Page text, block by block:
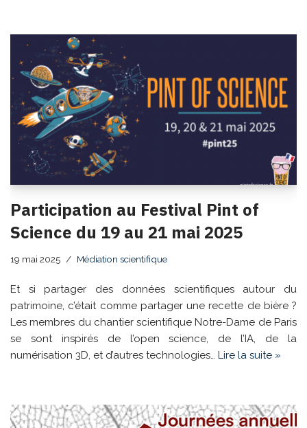
Participation au Festival Pint of
Science du 19 au 21 mai 2025
19 mai 2025 Médiation scientifique
Et si partager des données scientifiques autour du
patrimoine, c’était comme partager une recette de bière ?
Les membres du chantier scientifique Notre-Dame de Paris
se sont inspirés de l’open science, de l’IA, de la
numérisation 3D, et d’autres technologies… Lire la suite »